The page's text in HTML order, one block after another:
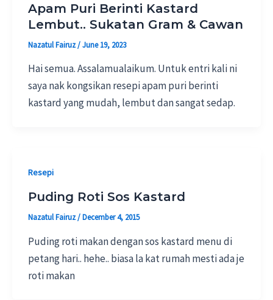
Apam Puri Berinti Kastard
Lembut.. Sukatan Gram & Cawan
Nazatul Fairuz/June 19, 2023
Hai semua. Assalamualaikum. Untuk entri kali ni
saya nak kongsikan resepi apam puri berinti
kastard yang mudah, lembut dan sangat sedap.
Resepi
Puding Roti Sos Kastard
Nazatul Fairuz/December 4, 2015
Puding roti makan dengan sos kastard menu di
petang hari.. hehe.. biasa la kat rumah mesti ada je
roti makan